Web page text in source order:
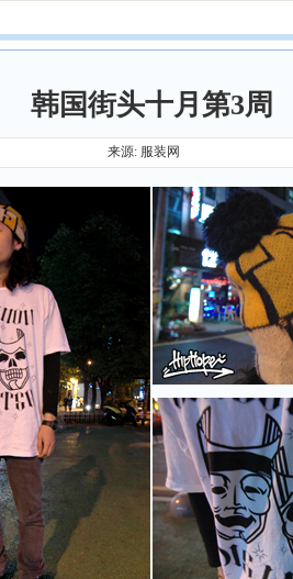
韩国街头十月第3周
来源: 服装网